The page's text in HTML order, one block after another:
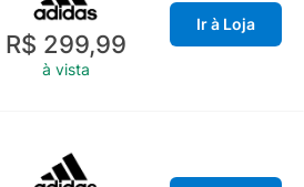
R$ 299,99
à vista
Ir à Loja